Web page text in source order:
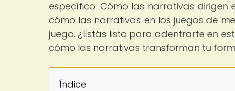
específico: Cómo las narrativas dirigen
cómo las narrativas en los juegos de
juego. ¿Estás listo para adentrarte en
cómo las narrativas transforman tu
Índice